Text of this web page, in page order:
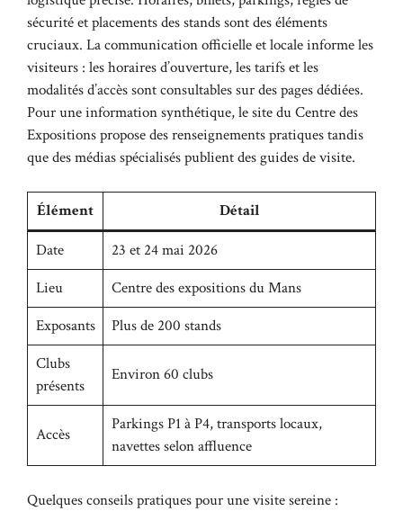
sécurité et placements des stands sont des éléments
cruciaux. La communication officielle et locale informe les
visiteurs : les horaires d’ouverture, les tarifs et les
modalités d’accès sont consultables sur des pages dédiées.
Pour une information synthétique, lesite du Centre des
Expositionspropose des renseignements pratiques tandis
que des médias spécialisés publient des guides de visite.
Élément
Détail
Date
23 et 24 mai 2026
Lieu
Centre des expositions du Mans
Exposants
Plus de 200 stands
Clubs
présents
Environ 60 clubs
Accès
Parkings P1 à P4, transports locaux,
navettes selon affluence
Quelques conseils pratiques pour une visite sereine :